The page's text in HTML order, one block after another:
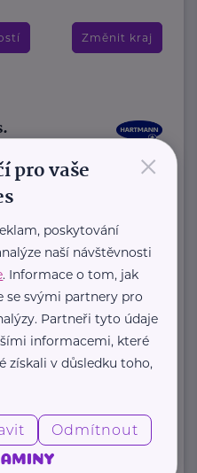
Změnit kraj
na
hygienická
cs-cz
společností
×
pro vaše
poskytování
naší návštěvnosti
. Informace o tom, jak
se svými partnery pro
Partneři tyto údaje
informacemi, které
získali v důsledku toho,
Odmítnout